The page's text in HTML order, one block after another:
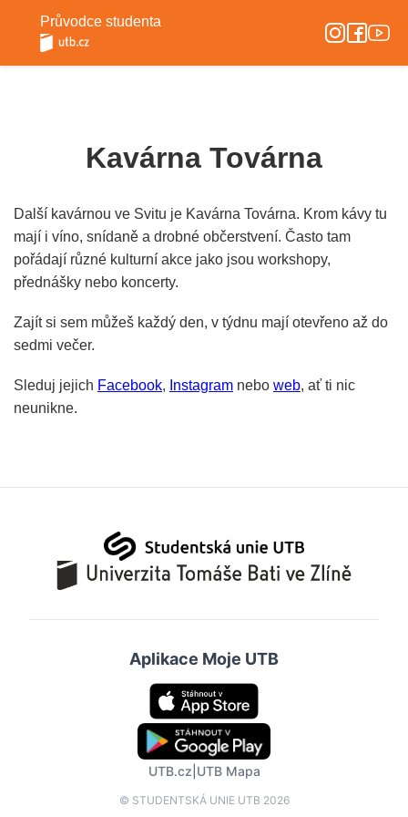
Průvodce studenta
Kavárna Továrna
Další kavárnou ve Svitu je Kavárna Továrna. Krom kávy tu
mají i víno, snídaně a drobné občerstvení. Často tam
pořádají různé kulturní akce jako jsou workshopy,
přednášky nebo koncerty.
Zajít si sem můžeš každý den, v týdnu mají otevřeno až do
sedmi večer.
Sleduj jejich Facebook, Instagram nebo web, ať ti nic
neunikne.
Aplikace Moje UTB
UTB.cz UTB Mapa
© STUDENTSKÁ UNIE UTB 2026